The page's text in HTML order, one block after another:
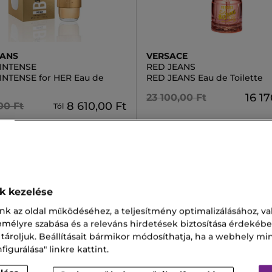
for HER Eau de
Ft Tól 8 610,00 Ft
VERSACE
RED JEANS
RED JEANS Eau de Toilette
23 100,00 Ft 16
Női Parfüm Prada Női Parfüm
For Her Advanced Night
kezelése
az oldal működéséhez, a teljesítmény optimalizálásához,
szabása és a releváns hirdetések biztosítása
Beállításait bármikor módosíthatja, ha a webhely
linkre kattint.